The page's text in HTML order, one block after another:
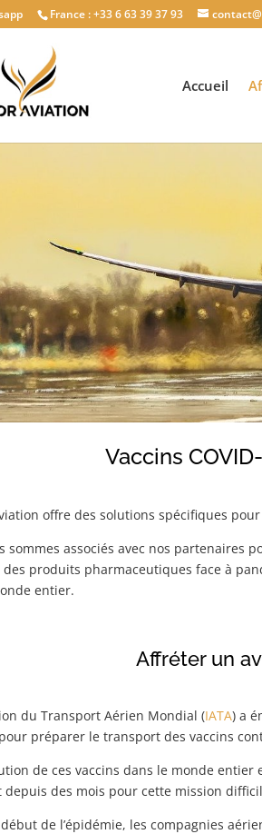
France : +33 6 63 39 37 93
Accueil
Vaccins
offre des solutions spécifiques
sommes associés avec nos partenaires
des produits pharmaceutiques face à
entier.
Affréter un
du Transport Aérien Mondial (IATA) a
préparer le transport des vaccins
de ces vaccins dans le monde
depuis des mois pour cette mission
de l’épidémie, les compagnies